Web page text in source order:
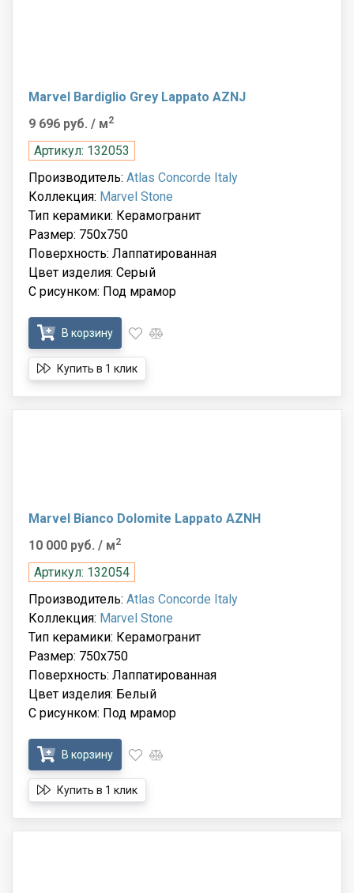
Marvel Bardiglio Grey Lappato AZNJ
9 696 руб. / м2
Артикул: 132053
Производитель: Atlas Concorde Italy
Коллекция: Marvel Stone
Тип керамики: Керамогранит
Размер: 750x750
Поверхность: Лаппатированная
Цвет изделия: Серый
С рисунком: Под мрамор
В корзину
Купить в 1 клик
Marvel Bianco Dolomite Lappato AZNH
10 000 руб. / м2
Артикул: 132054
Производитель: Atlas Concorde Italy
Коллекция: Marvel Stone
Тип керамики: Керамогранит
Размер: 750x750
Поверхность: Лаппатированная
Цвет изделия: Белый
С рисунком: Под мрамор
В корзину
Купить в 1 клик